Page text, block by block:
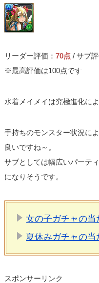
リーダー評価：70点 / サブ
※最高評価は100点です
水着メイメイは究極進化に
手持ちのモンスター状況に
良いですね～。
サブとしては幅広いパーテ
になりそうです。
女の子ガチャの当
夏休みガチャの当
スポンサーリンク